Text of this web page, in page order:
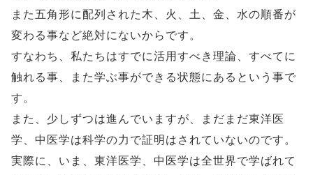
また五角形に配列された木、火、土、金、水の順番が
変わる事など絶対にないからです。
すなわち、私たちはすでに活用すべき理論、すべてに
触れる事、また学ぶ事ができる状態にあるという事で
す。
また、少しずつは進んでいますが、まだまだ東洋医
学、中医学は科学の力で証明はされていないのです。
実際に、いま、東洋医学、中医学は全世界で学ばれて